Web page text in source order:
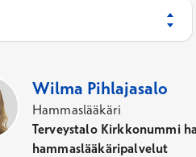
Wilma Pihlajasalo
Hammaslääkäri
Terveystalo Kirkkonummi
hammaslääkäripalvelut